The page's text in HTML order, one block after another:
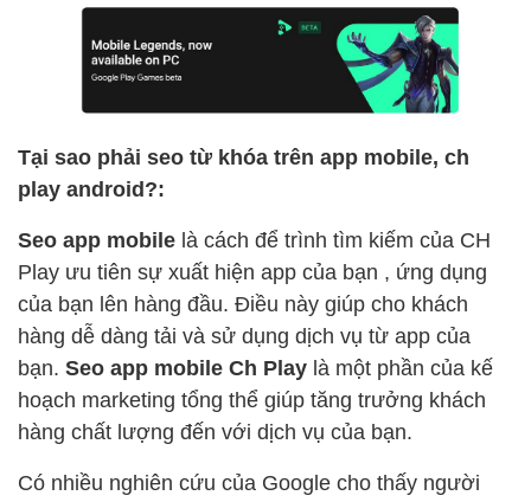
Tại sao phải seo từ khóa trên app mobile, ch
play android?:
Seo app mobile là cách để trình tìm kiếm của CH
Play ưu tiên sự xuất hiện app của bạn , ứng dụng
của bạn lên hàng đầu. Điều này giúp cho khách
hàng dễ dàng tải và sử dụng dịch vụ từ app của
bạn. Seo app mobile Ch Play là một phần của kế
hoạch marketing tổng thể giúp tăng trưởng khách
hàng chất lượng đến với dịch vụ của bạn.
Có nhiều nghiên cứu của Google cho thấy người